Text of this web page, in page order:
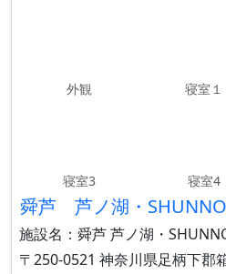
外観 寝室１
寝室3 寝室4
舜芦 芦ノ湖・
施設名：舜芦 芦ノ湖・
〒250-0521 神奈川県足柄下郡